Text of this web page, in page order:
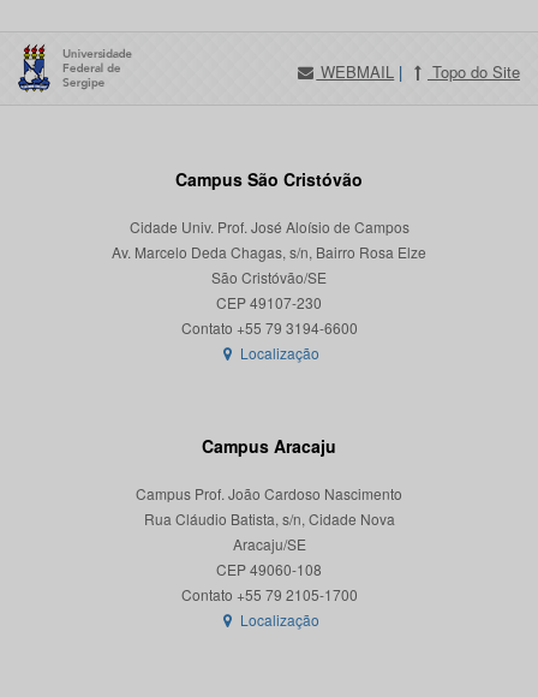
WEBMAIL | Topo do Site
Campus São Cristóvão
Cidade Univ. Prof. José Aloísio de Campos
Av. Marcelo Deda Chagas, s/n, Bairro Rosa Elze
São Cristóvão/SE
CEP 49107-230
Localização
Campus Aracaju
Campus Prof. João Cardoso Nascimento
Rua Cláudio Batista, s/n, Cidade Nova
Aracaju/SE
CEP 49060-108
Localização